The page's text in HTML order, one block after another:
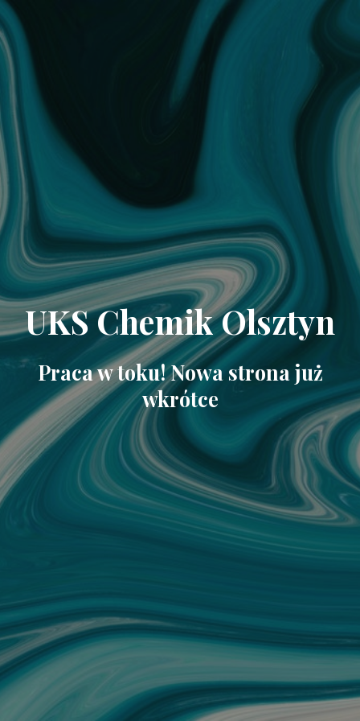
UKS Chemik Olsztyn
Praca w toku! Nowa strona już
wkrótce